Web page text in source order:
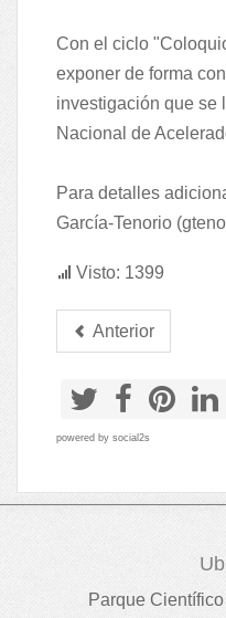
Con el ciclo
exponer de forma
investigación que se
Nacional de
Para detalles
García-Tenorio (
Visto: 1399
Anterior
powered by social2s
Parque